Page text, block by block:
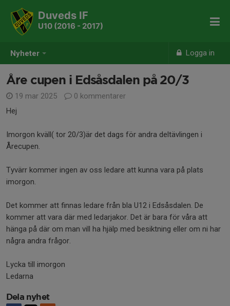
Nyheter Logga in
Duveds IF
U10 (2016 - 2017)
Åre cupen i Edsåsdalen på 20/3
19 mar 2025
0 kommentarer
Hej
Imorgon kväll( tor 20/3)är det dags för andra deltävlingen i
Årecupen.
Tyvärr kommer ingen av oss ledare att kunna vara på plats
imorgon.
Det kommer att finnas ledare från bla U12 i Edsåsdalen. De
kommer att vara där med ledarjakor. Det är bara för våra att
hänga på där om man vill ha hjälp med besiktning eller om ni har
några andra frågor.
Lycka till imorgon
Ledarna
Dela nyhet